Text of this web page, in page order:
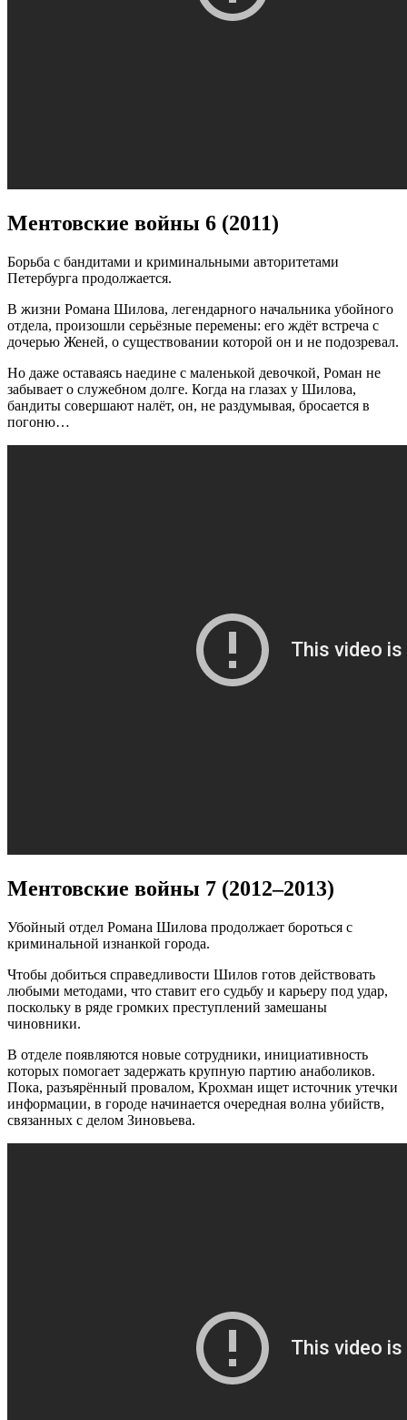
Ментовские войны 6 (2011)
Борьба с бандитами и криминальными авторитетами
Петербурга продолжается.
В жизни Романа Шилова, легендарного начальника убойного
отдела, произошли серьёзные перемены: его ждёт встреча с
дочерью Женей, о существовании которой он и не подозревал.
Но даже оставаясь наедине с маленькой девочкой, Роман не
забывает о служебном долге. Когда на глазах у Шилова,
бандиты совершают налёт, он, не раздумывая, бросается в
погоню…
Ментовские войны 7 (2012–2013)
Убойный отдел Романа Шилова продолжает бороться с
криминальной изнанкой города.
Чтобы добиться справедливости Шилов готов действовать
любыми методами, что ставит его судьбу и карьеру под удар,
поскольку в ряде громких преступлений замешаны
чиновники.
В отделе появляются новые сотрудники, инициативность
которых помогает задержать крупную партию анаболиков.
Пока, разъярённый провалом, Крохман ищет источник утечки
информации, в городе начинается очередная волна убийств,
связанных с делом Зиновьева.